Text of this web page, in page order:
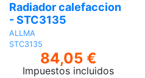
Radiador calefaccion
- STC3135
ALLMA
STC3135
84,05 €
Impuestos incluidos